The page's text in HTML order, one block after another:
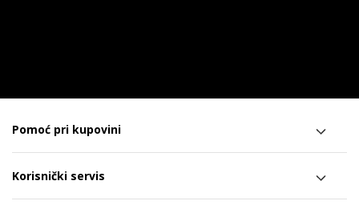
Pomoć pri kupovini
Korisnički servis